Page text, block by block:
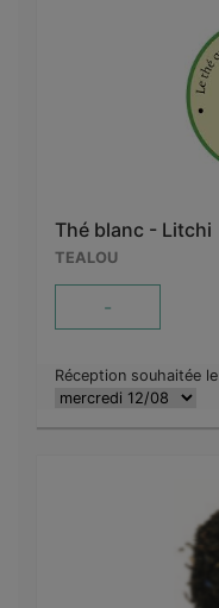
Thé blanc - Litchi
TEALOU
-
Réception souhaitée le